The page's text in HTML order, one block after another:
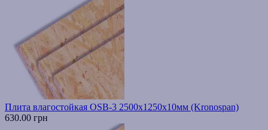
Плита влагостойкая OSB-3 2500х1250х10мм (Kronospan)
630.00 грн